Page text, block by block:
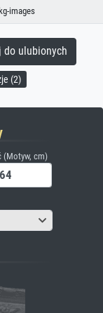
images
do ulubionych
(2)
(Motyw, cm)